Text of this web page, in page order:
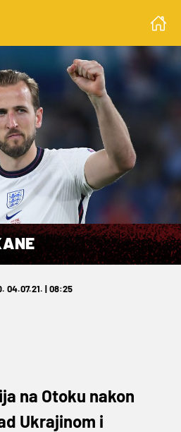
04.07.21. | 08:25
na Otoku nakon
Ukrajinom i